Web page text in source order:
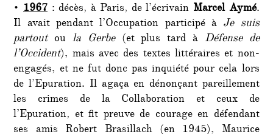
• 1967 : décès, à Paris, de l’écrivain Marcel Aymé.
Il avait pendant l’Occupation participé à Je suis
partoutou la Gerbe(et plus tard à Défense de
l’Occident), mais avec des textes littéraires et non-
engagés, et ne fut donc pas inquiété pour cela lors
de l’Epuration. Il agaça en dénonçant pareillement
les crimes de la Collaboration et ceux de
l’Epuration, et fit preuve de courage en défendant
ses amis Robert Brasillach (en 1945), Maurice